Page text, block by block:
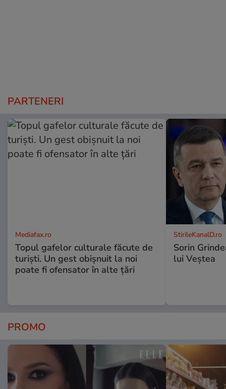
PARTENERI
Mediafax.ro
Topul gafelor culturale făcute de
turiști. Un gest obișnuit la noi
poate fi ofensator în alte țări
StirileKanalD.ro
Sorin
lui Veștea
PROMO